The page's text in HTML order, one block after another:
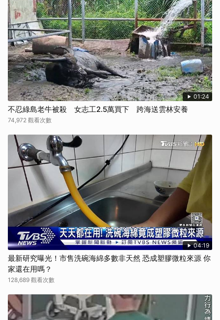
01:24
不忍綠島老牛被殺 女志工2.5萬買下 跨海送雲林安養
74,972 觀看次數
04:19
最新研究曝光！市售洗碗海綿多數非天然 恐成塑膠微粒來源 你
家還在用嗎？
128,689 觀看次數